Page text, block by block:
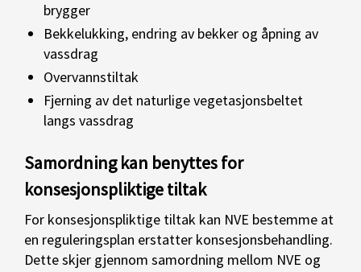
brygger
Bekkelukking, endring av bekker og åpning av
vassdrag
Overvannstiltak
Fjerning av det naturlige vegetasjonsbeltet
langs vassdrag
Samordning kan benyttes for
konsesjonspliktige tiltak
For konsesjonspliktige tiltak kan NVE bestemme at
en reguleringsplan erstatter konsesjonsbehandling.
Dette skjer gjennom samordning mellom NVE og